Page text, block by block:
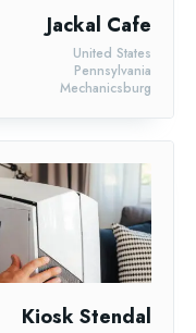
Jackal Cafe
Mechanicsburg
Pennsylvania
United States
Kiosk Stendal